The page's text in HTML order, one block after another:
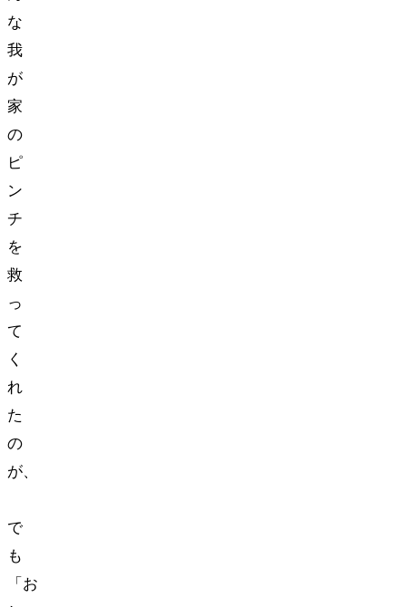
な
我
が
家
の
ピ
ン
チ
を
救
っ
て
く
れ
た
の
が、
で
も
「お